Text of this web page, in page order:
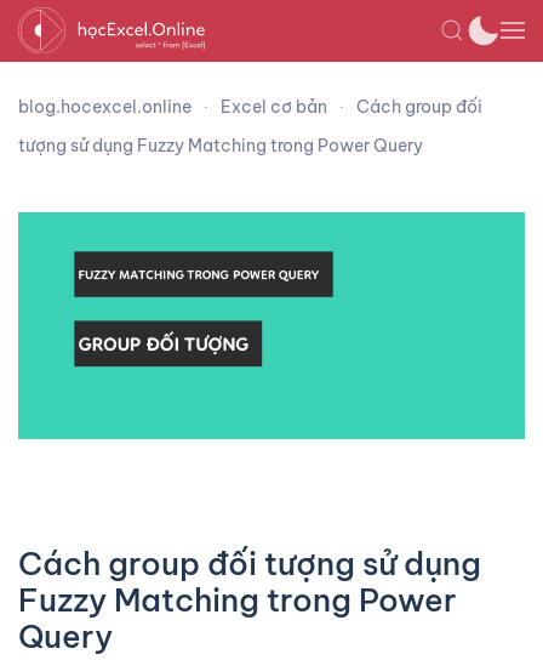
blog.hocexcel.online Excel cơ bản
Cách group đối
tượng sử dụng Fuzzy Matching trong Power Query
Cách group đối tượng sử dụng
Fuzzy Matching trong Power
Query